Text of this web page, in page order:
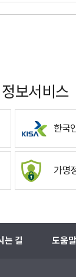
보서비스
한국
가명
는 길 도움말